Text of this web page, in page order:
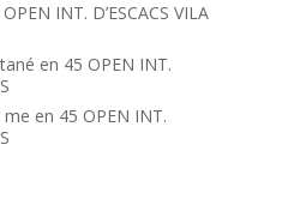
INT. D’ESCACS VILA
en 45 OPEN INT.
me en 45 OPEN INT.